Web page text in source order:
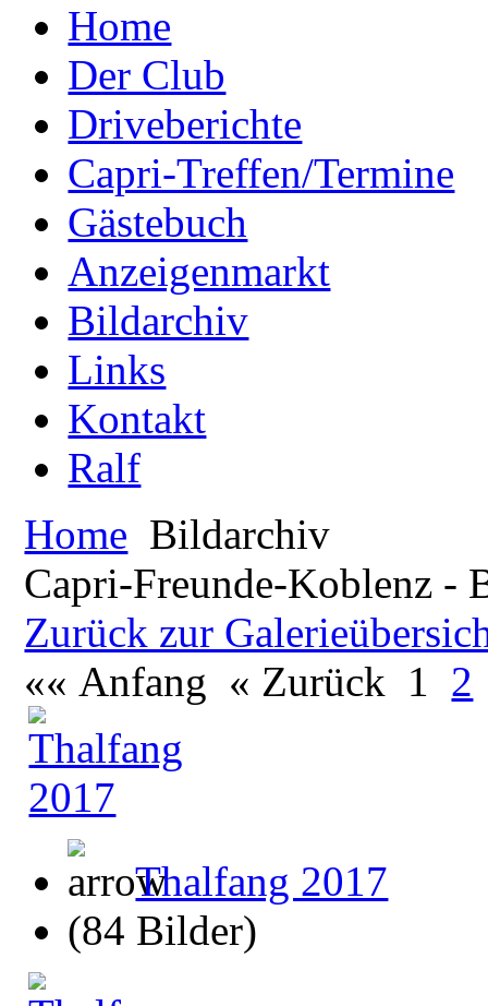
Home
Der Club
Driveberichte
Capri-Treffen/Termine
Gästebuch
Anzeigenmarkt
Bildarchiv
Links
Kontakt
Ralf
Home Bildarchiv
Capri-Freunde-Koblenz -
Zurück zur
«« Anfang « Zurück 1 2
Thalfang 2017
(84 Bilder)